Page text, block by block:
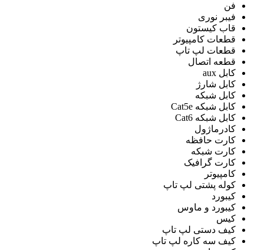
فن
فیبر نوری
قاب کیستون
قطعات کامپیوتر
قطعات لپ تاپ
قطعه اتصال
کابل aux
کابل شارژ
کابل شبکه
کابل شبکه Cat5e
کابل شبکه Cat6
کادرماژول
کارت حافظه
کارت شبکه
کارت گرافیک
کامپیوتر
کوله پشتی لپ تاپ
کیبورد
کیبورد و ماوس
کیس
کیف دستی لپ تاپ
کیف سه کاره لپ تاپ